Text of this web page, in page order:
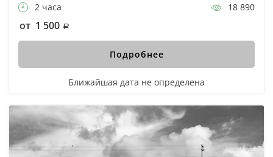
2 часа
18 890
от 1 500
Подробнее
Ближайшая дата не определена